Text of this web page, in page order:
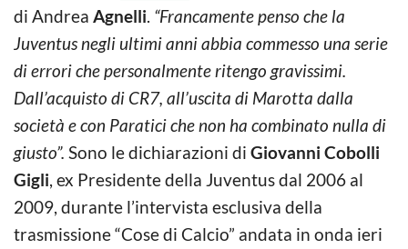
di Andrea Agnelli. “Francamente penso che la
Juventus negli ultimi anni abbia commesso una serie
di errori che personalmente ritengo gravissimi.
Dall’acquisto di CR7, all’uscita di Marotta dalla
società e con Paratici che non ha combinato nulla di
giusto”. Sono le dichiarazioni di Giovanni Cobolli
Gigli, ex Presidente della Juventus dal 2006 al
2009, durante l’intervista esclusiva della
trasmissione “Cose di Calcio” andata in onda ieri